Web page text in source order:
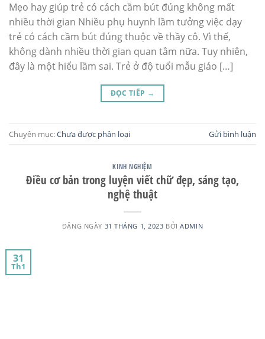
Mẹo hay giúp trẻ có cách cầm bút đúng không mất
nhiều thời gian Nhiều phụ huynh lầm tưởng việc dạy
trẻ có cách cầm bút đúng thuộc về thầy cô. Vì thế,
không dành nhiều thời gian quan tâm nữa. Tuy nhiên,
đây là một hiểu lầm sai. Trẻ ở độ tuổi mẫu giáo […]
ĐỌC TIẾP →
Chuyên mục:Chưa được phân loại Gửi bình luận
KINH NGHIỆM
Điều cơ bản trong luyện viết chữ đẹp, sáng tạo,
nghệ thuật
ĐĂNG NGÀY 31 THÁNG 1, 2023 BỞIADMIN
31
Th1